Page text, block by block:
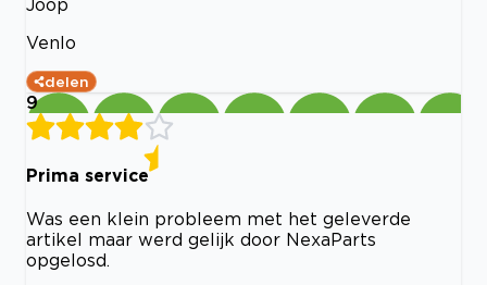
Joop
Venlo
delen
9
Prima service
Was een klein probleem met het geleverde
artikel maar werd gelijk door NexaParts
opgelosd.